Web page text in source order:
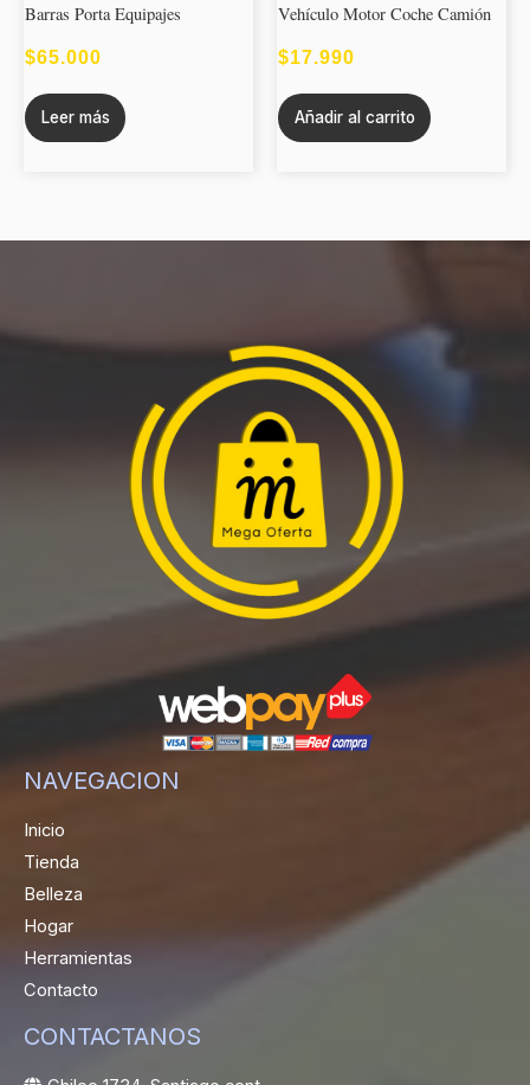
Barras Porta Equipajes
$65.000
Leer más
Vehículo Motor Coche Camión
$17.990
Añadir al carrito
NAVEGACION
Inicio
Tienda
Belleza
Hogar
Herramientas
Contacto
CONTACTANOS